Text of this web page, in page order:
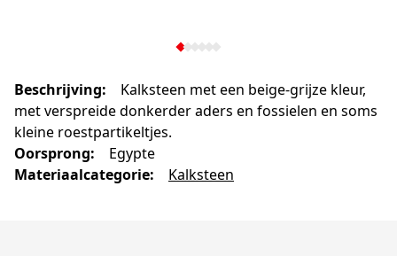
Beschrijving:
Kalksteen met een beige-grijze kleur,
met verspreide donkerder aders en fossielen en soms
kleine roestpartikeltjes.
Oorsprong:
Egypte
Materiaalcategorie: Kalksteen